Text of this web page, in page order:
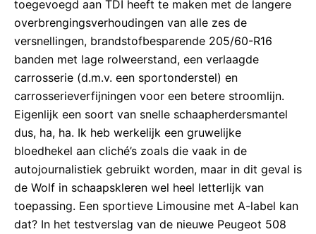
toegevoegd aan TDI heeft te maken met de langere
overbrengingsverhoudingen van alle zes de
versnellingen, brandstofbesparende 205/60-R16
banden met lage rolweerstand, een verlaagde
carrosserie (d.m.v. een sportonderstel) en
carrosserieverfijningen voor een betere stroomlijn.
Eigenlijk een soort van snelle schaapherdersmantel
dus, ha, ha. Ik heb werkelijk een gruwelijke
bloedhekel aan cliché’s zoals die vaak in de
autojournalistiek gebruikt worden, maar in dit geval is
de Wolf in schaapskleren wel heel letterlijk van
toepassing. Een sportieve Limousine met A-label kan
dat? In het testverslag van de nieuwe Peugeot 508